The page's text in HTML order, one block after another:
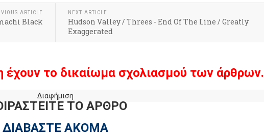
ARTICLE
Black
NEXT ARTICLE
Hudson Valley / Threes - End Of The Line / Greatly
Exaggerated
έχουν το δικαίωμα σχολιασμού των άρθρων.
Διαφήμιση
ΤΟ ΑΡΘΡΟ
ΔΙΑΒΑΣΤΕ ΑΚΟΜΑ